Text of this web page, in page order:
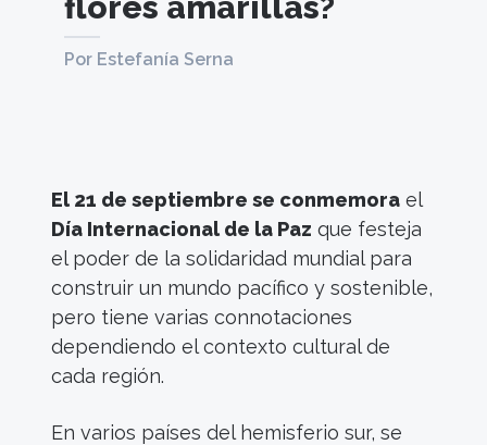
Por Estefanía Serna
El 21 de septiembre se conmemora el
Día Internacional de la Paz que festeja
el poder de la solidaridad mundial para
construir un mundo pacífico y sostenible,
pero tiene varias connotaciones
dependiendo el contexto cultural de
cada región.
En varios países del hemisferio sur, se